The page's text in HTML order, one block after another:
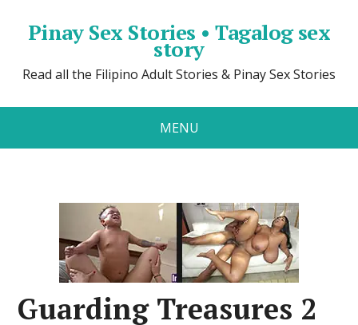
Pinay Sex Stories • Tagalog sex
story
Read all the Filipino Adult Stories & Pinay Sex Stories
MENU
Guarding Treasures 2